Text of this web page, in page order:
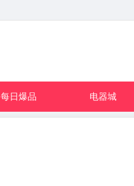
每日爆品 电器城